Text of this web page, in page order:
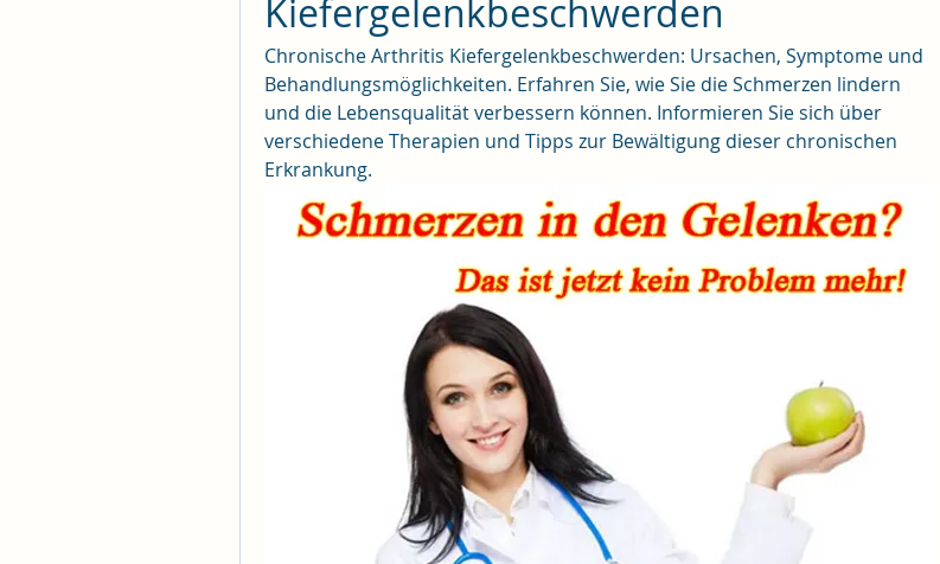
Kiefergelenkbeschwerden
Chronische Arthritis Kiefergelenkbeschwerden: Ursachen, Symptome und
Behandlungsmöglichkeiten. Erfahren Sie, wie Sie die Schmerzen lindern
und die Lebensqualität verbessern können. Informieren Sie sich über
verschiedene Therapien und Tipps zur Bewältigung dieser chronischen
Erkrankung.